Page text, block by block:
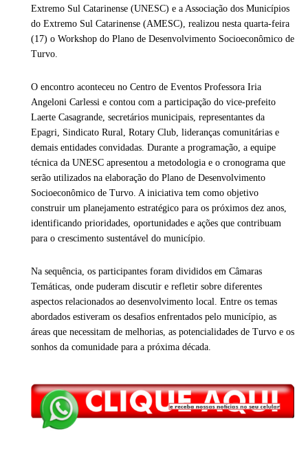
Extremo Sul Catarinense (UNESC) e a Associação dos Municípios
do Extremo Sul Catarinense (AMESC), realizou nesta quarta-feira
(17) o Workshop do Plano de Desenvolvimento Socioeconômico de
Turvo.
O encontro aconteceu no Centro de Eventos Professora Iria
Angeloni Carlessi e contou com a participação do vice-prefeito
Laerte Casagrande, secretários municipais, representantes da
Epagri, Sindicato Rural, Rotary Club, lideranças comunitárias e
demais entidades convidadas. Durante a programação, a equipe
técnica da UNESC apresentou a metodologia e o cronograma que
serão utilizados na elaboração do Plano de Desenvolvimento
Socioeconômico de Turvo. A iniciativa tem como objetivo
construir um planejamento estratégico para os próximos dez anos,
identificando prioridades, oportunidades e ações que contribuam
para o crescimento sustentável do município.
Na sequência, os participantes foram divididos em Câmaras
Temáticas, onde puderam discutir e refletir sobre diferentes
aspectos relacionados ao desenvolvimento local. Entre os temas
abordados estiveram os desafios enfrentados pelo município, as
áreas que necessitam de melhorias, as potencialidades de Turvo e os
sonhos da comunidade para a próxima década.